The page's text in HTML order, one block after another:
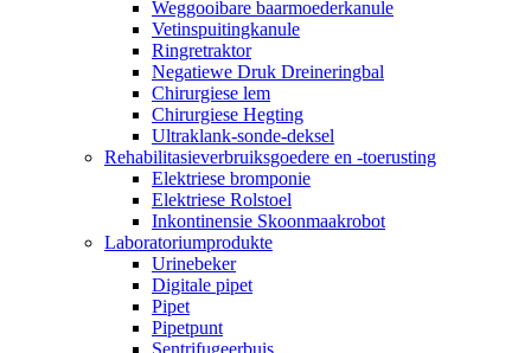
Weggooibare baarmoederkanule
Vetinspuitingkanule
Ringretraktor
Negatiewe Druk Dreineringbal
Chirurgiese lem
Chirurgiese Hegting
Ultraklank-sonde-deksel
Rehabilitasieverbruiksgoedere en -toerusting
Elektriese bromponie
Elektriese Rolstoel
Inkontinensie Skoonmaakrobot
Laboratoriumprodukte
Urinebeker
Digitale pipet
Pipet
Pipetpunt
Sentrifugeerbuis